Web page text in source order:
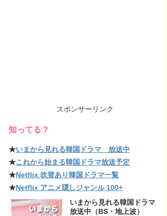
スポンサーリンク
知ってる？
★いまから見れる韓国ドラマ 放送中
★これから始まる韓国ドラマ放送予定
★Netflix 吹替あり韓国ドラマ一覧
★Netflix アニメ隠しジャンル 100+
いまから見れる韓国ドラマ
放送中（BS・地上波）